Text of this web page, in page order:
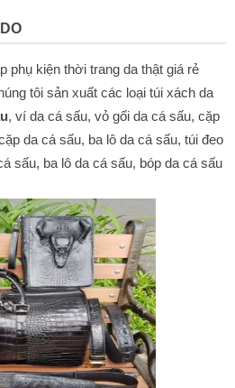
phụ kiện thời trang da thật giá rẻ
tôi sản xuất các loại túi xách da
, ví da cá sấu, vỏ gối da cá sấu, cặp
da cá sấu, ba lô da cá sấu, túi đeo
sấu, ba lô da cá sấu, bóp da cá sấu